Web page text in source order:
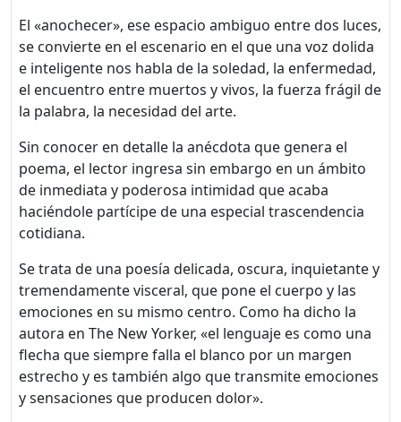
El «anochecer», ese espacio ambiguo entre dos luces,
se convierte en el escenario en el que una voz dolida
e inteligente nos habla de la soledad, la enfermedad,
el encuentro entre muertos y vivos, la fuerza frágil de
la palabra, la necesidad del arte.
Sin conocer en detalle la anécdota que genera el
poema, el lector ingresa sin embargo en un ámbito
de inmediata y poderosa intimidad que acaba
haciéndole partícipe de una especial trascendencia
cotidiana.
Se trata de una poesía delicada, oscura, inquietante y
tremendamente visceral, que pone el cuerpo y las
emociones en su mismo centro. Como ha dicho la
autora en The New Yorker, «el lenguaje es como una
flecha que siempre falla el blanco por un margen
estrecho y es también algo que transmite emociones
y sensaciones que producen dolor».